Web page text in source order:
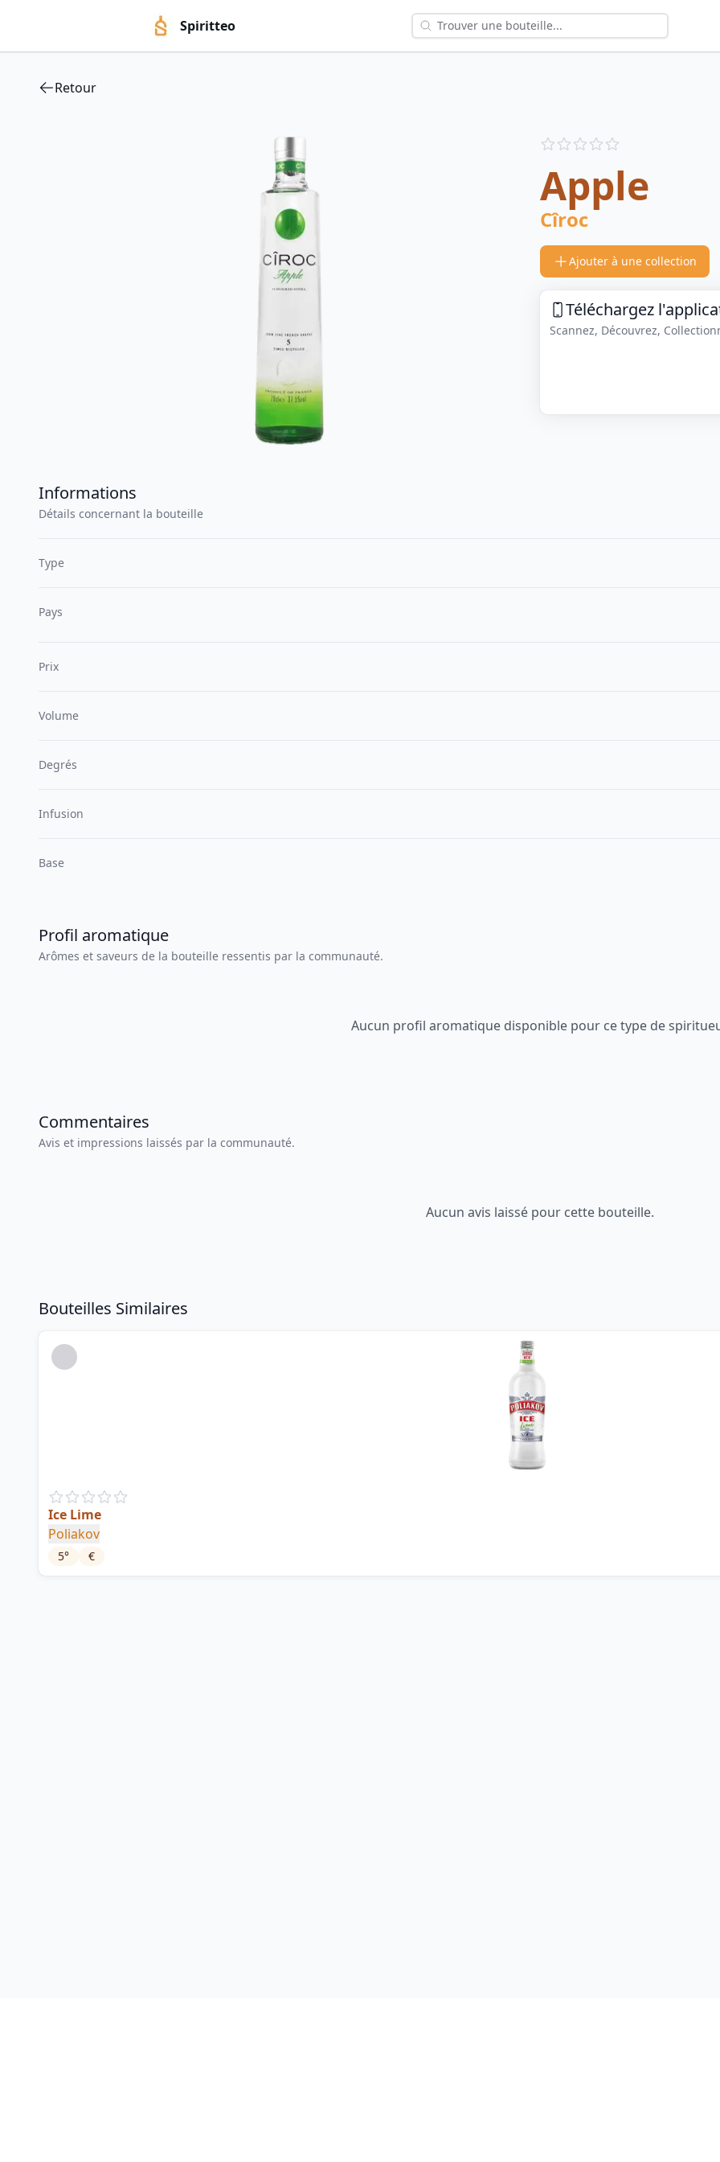
Spiritteo
Retour
Reviews
Apple
Cîroc
Ajouter à une collection
Téléchargez
Scannez, Découvrez,
Informations
Détails concernant la bouteille
Type
Pays
Prix
Volume
Degrés
Infusion
Base
Profil aromatique
Arômes et saveurs de la bouteille ressentis par la communauté.
Aucun profil aromatique disponible pour ce type de
Commentaires
Avis et impressions laissés par la communauté.
Aucun avis laissé pour cette bouteille.
Bouteilles Similaires
Ice Lime
Poliakov
5° €